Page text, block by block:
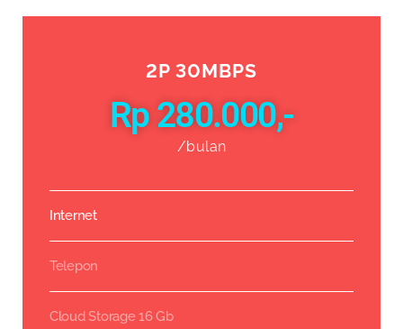
2P 30MBPS
Rp 280.000,-
/bulan
Internet
Telepon
Cloud Storage 16 Gb